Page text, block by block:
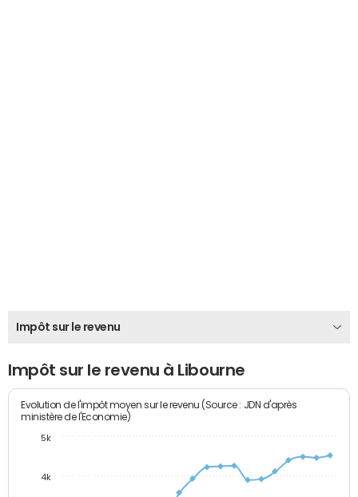
Impôt sur le revenu
Impôt sur le revenu à Libourne
Evolution de l'impôt moyen sur le revenu (Source : JDN d'après
ministère de l'Economie)
4k
5k